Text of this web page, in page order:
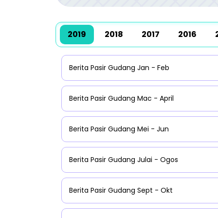
2019 2018 2017 2016
Berita Pasir Gudang Jan - Feb
Berita Pasir Gudang Mac - April
Berita Pasir Gudang Mei - Jun
Berita Pasir Gudang Julai - Ogos
Berita Pasir Gudang Sept - Okt